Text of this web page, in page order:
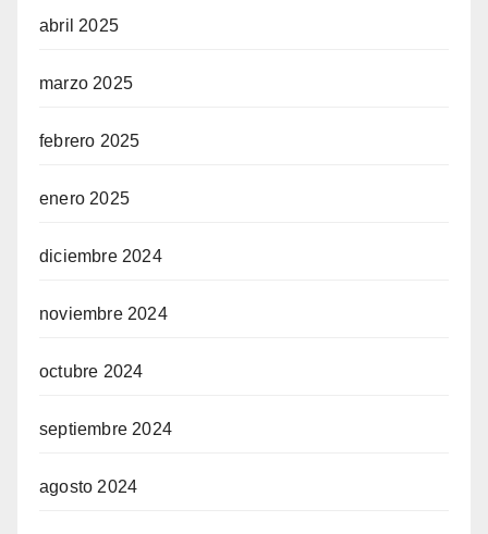
abril 2025
marzo 2025
febrero 2025
enero 2025
diciembre 2024
noviembre 2024
octubre 2024
septiembre 2024
agosto 2024